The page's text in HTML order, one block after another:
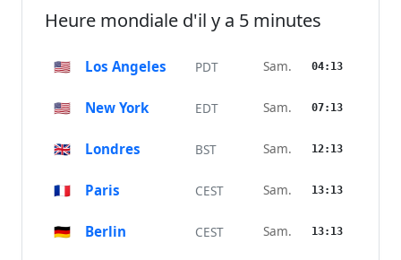
Heure mondiale d'il y a 5 minutes
🇺🇸 Los Angeles PDT Sam. 04:13
🇺🇸 New York EDT Sam. 07:13
🇬🇧 Londres BST Sam. 12:13
🇫🇷 Paris CEST Sam. 13:13
🇩🇪 Berlin CEST Sam. 13:13